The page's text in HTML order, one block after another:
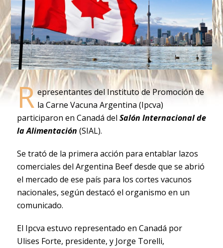
R epresentantes del Instituto de Promoción de
la Carne Vacuna Argentina (Ipcva)
participaron en Canadá del Salón Internacional de
la Alimentación (SIAL).
Se trató de la primera acción para entablar lazos
comerciales del Argentina Beef desde que se abrió
el mercado de ese país para los cortes vacunos
nacionales, según destacó el organismo en un
comunicado.
El Ipcva estuvo representado en Canadá por
Ulises Forte, presidente, y Jorge Torelli,